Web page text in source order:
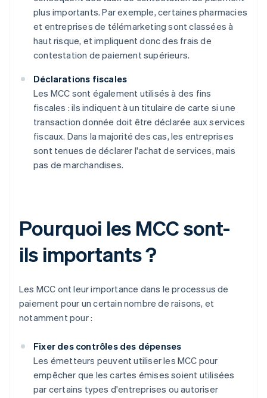
plus importants. Par exemple, certaines pharmacies
et entreprises de télémarketing sont classées à
haut risque, et impliquent donc des frais de
contestation de paiement supérieurs.
Déclarations fiscales
Les MCC sont également utilisés à des fins
fiscales : ils indiquent à un titulaire de carte si une
transaction donnée doit être déclarée aux services
fiscaux. Dans la majorité des cas, les entreprises
sont tenues de déclarer l'achat de services, mais
pas de marchandises.
Pourquoi les MCC sont-
ils importants ?
Les MCC ont leur importance dans le processus de
paiement pour un certain nombre de raisons, et
notamment pour :
Fixer des contrôles des dépenses
Les émetteurs peuvent utiliser les MCC pour
empêcher que les cartes émises soient utilisées
par certains types d'entreprises ou autoriser